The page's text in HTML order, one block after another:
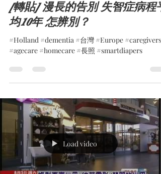
[轉貼] 漫長的告別 失智症病程平
均10年 怎辨別？
#Holland #dementia #台灣 #Europe #caregivers
#agecare #homecare #長照 #smartdiapers
Load video